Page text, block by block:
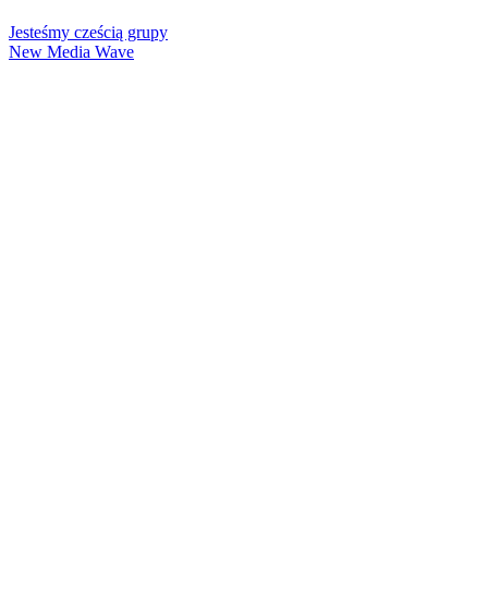
Jesteśmy cześcią grupy
New Media Wave